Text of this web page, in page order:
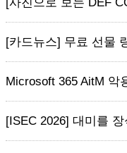
[카드뉴스] 무료 선물
Microsoft 365 AitM 악
[ISEC 2026] 대미를